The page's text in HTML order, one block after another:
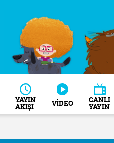
YAYIN
AKIŞI VİDEO CANLI
YAYIN